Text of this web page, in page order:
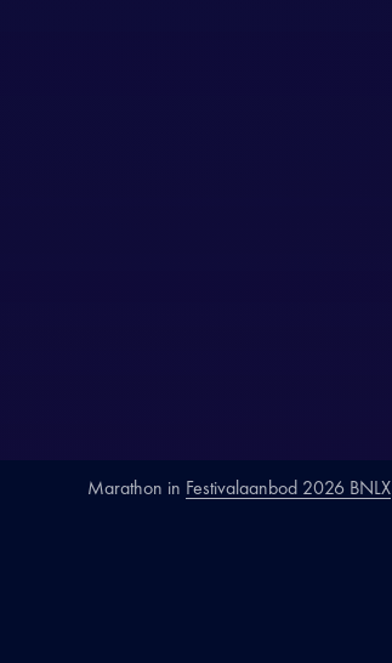
Marathon in Festivalaanbod 2026 BNLX